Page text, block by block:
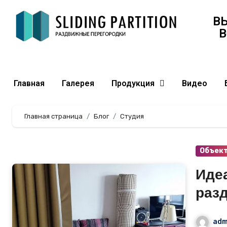
Главная Галерея Продукция Видео
Главная страница Блог Студия